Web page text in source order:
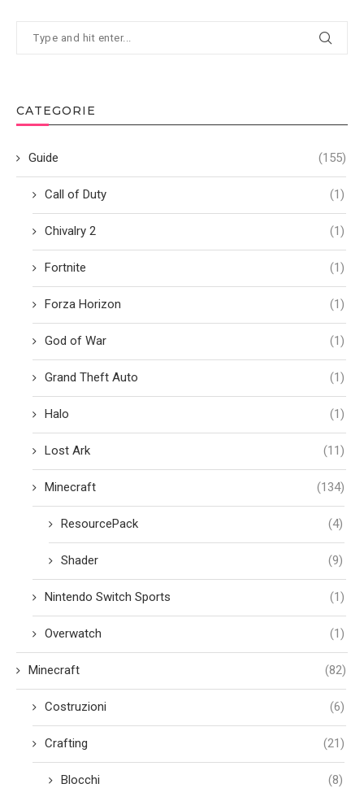
CATEGORIE
Guide (155)
Call of Duty (1)
Chivalry 2 (1)
Fortnite (1)
Forza Horizon (1)
God of War (1)
Grand Theft Auto (1)
Halo (1)
Lost Ark (11)
Minecraft (134)
ResourcePack (4)
Shader (9)
Nintendo Switch Sports (1)
Overwatch (1)
Minecraft (82)
Costruzioni (6)
Crafting (21)
Blocchi (8)